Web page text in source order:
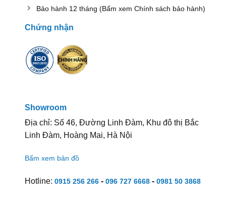
Bảo hành 12 tháng (Bấm xem Chính sách bảo hành)
Chứng nhận
Showroom
Địa chỉ: Số 46, Đường Linh Đàm, Khu đô thị Bắc
Linh Đàm, Hoàng Mai, Hà Nội
Bấm xem bản đồ
Hotline: 0915 256 266- 096 727 6668- 0981 50 3868